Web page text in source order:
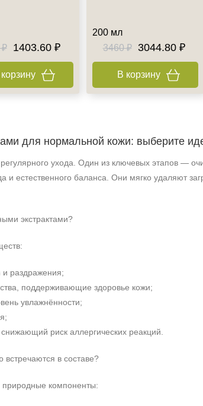
1403.60 ₽
200 мл
3460 ₽
3044.80 ₽
В корзину
для нормальной кожи: выберите
ухода. Один из ключевых этапов —
и естественного баланса. Они мягко удаляют
экстрактами?
раздражения;
поддерживающие здоровье кожи;
увлажнённости;
риск аллергических реакций.
встречаются в составе?
природные компоненты: